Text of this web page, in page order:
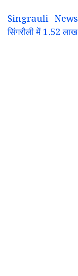
Singrauli
सिंगरौली में 1.52